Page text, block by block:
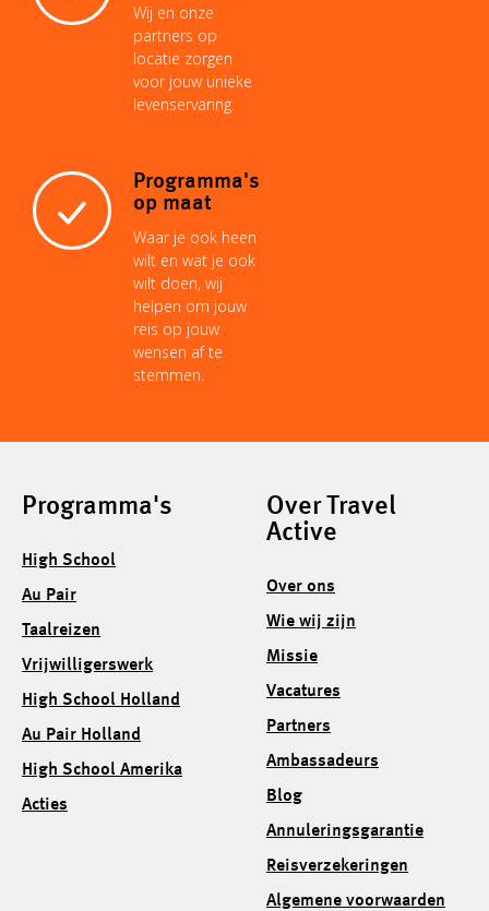
Wij en onze
partners op
locatie zorgen
voor jouw unieke
levenservaring.
Programma's
op maat
Waar je ook heen
wilt en wat je ook
wilt doen, wij
helpen om jouw
reis op jouw
wensen af te
stemmen.
Programma's
High School
Au Pair
Taalreizen
Vrijwilligerswerk
High School Holland
Au Pair Holland
High School Amerika
Acties
Over Travel
Active
Over ons
Wie wij zijn
Missie
Vacatures
Partners
Ambassadeurs
Blog
Annuleringsgarantie
Reisverzekeringen
Algemene voorwaarden